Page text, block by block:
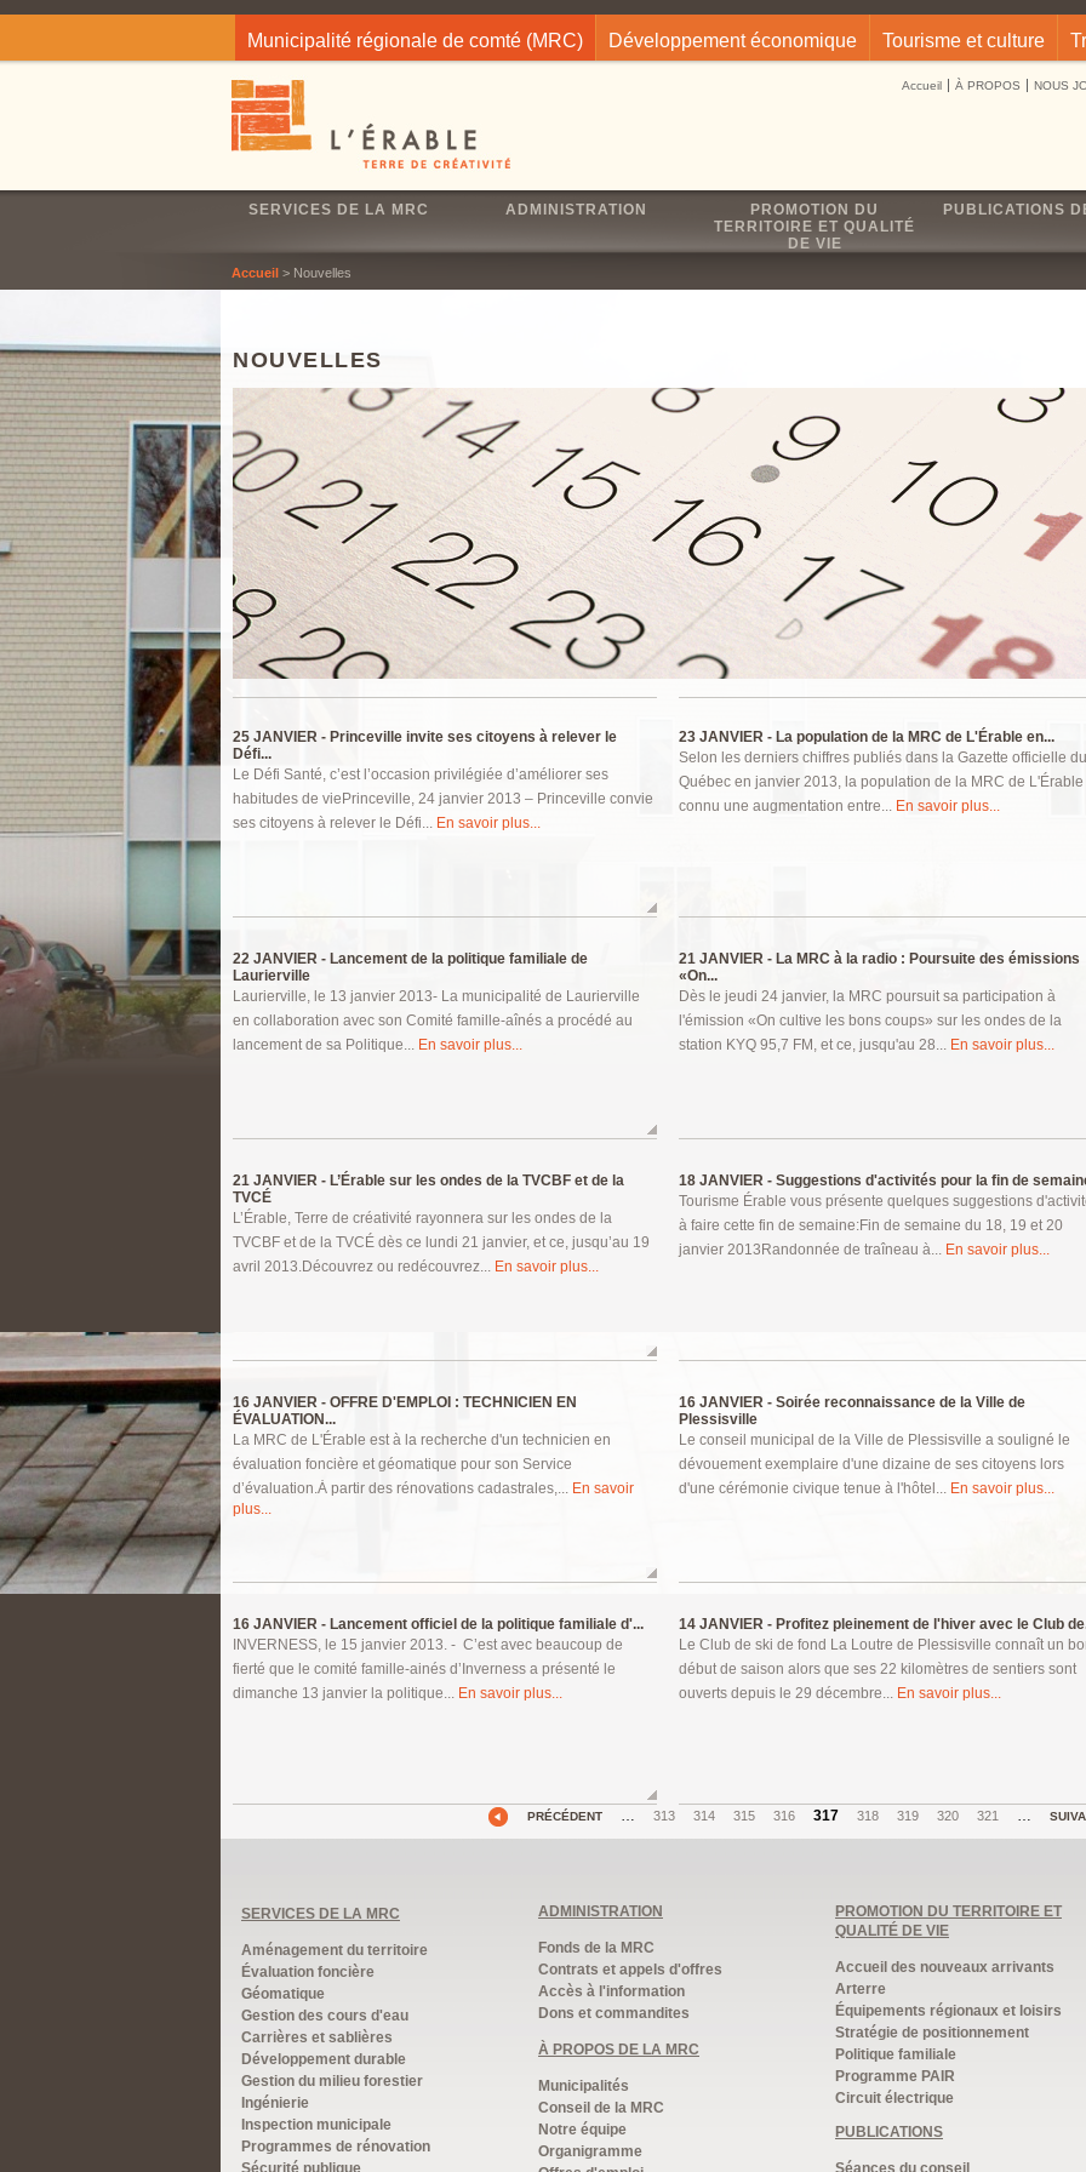
Municipalité régionale de comté (MRC) Développement économique Tourisme et culture
Accueil À PROPOS NOUS
SERVICES DE LA MRC ADMINISTRATION
PROMOTION DU
TERRITOIRE ET QUALITÉ
DE VIE
PUBLICATIONS
Accueil> Nouvelles
NOUVELLES
25 JANVIER - Princeville invite ses citoyens à relever le
Défi...
Le Défi Santé, c’est l’occasion privilégiée d’améliorer ses
habitudes de viePrinceville, 24 janvier 2013 – Princeville convie
ses citoyens à relever le Défi... En savoir plus...
23 JANVIER - La population de la MRC de L'Érable en...
Selon les derniers chiffres publiés dans la Gazette officielle du
Québec en janvier 2013, la population de la MRC de L'Érable
connu une augmentation entre... En savoir plus...
22 JANVIER - Lancement de la politique familiale de
Laurierville
Laurierville, le 13 janvier 2013- La municipalité de Laurierville
en collaboration avec son Comité famille-aînés a procédé au
lancement de sa Politique... En savoir plus...
21 JANVIER - La MRC à la radio : Poursuite des émissions
«On...
Dès le jeudi 24 janvier, la MRC poursuit sa participation à
l'émission «On cultive les bons coups» sur les ondes de la
station KYQ 95,7 FM, et ce, jusqu'au 28... En savoir plus...
21 JANVIER - L’Érable sur les ondes de la TVCBF et de la
TVCÉ
L’Érable, Terre de créativité rayonnera sur les ondes de la
TVCBF et de la TVCÉ dès ce lundi 21 janvier, et ce, jusqu’au 19
avril 2013.Découvrez ou redécouvrez... En savoir plus...
18 JANVIER - Suggestions d'activités pour la fin de
Tourisme Érable vous présente quelques suggestions
à faire cette fin de semaine:Fin de semaine du 18, 19 et 20
janvier 2013Randonnée de traîneau à... En savoir plus...
16 JANVIER - OFFRE D'EMPLOI : TECHNICIEN EN
ÉVALUATION...
La MRC de L'Érable est à la recherche d'un technicien en
évaluation foncière et géomatique pour son Service
d’évaluation.Ȧ partir des rénovations cadastrales,... En savoir
plus...
16 JANVIER - Soirée reconnaissance de la Ville de
Plessisville
Le conseil municipal de la Ville de Plessisville a souligné le
dévouement exemplaire d'une dizaine de ses citoyens lors
d'une cérémonie civique tenue à l'hôtel... En savoir plus...
16 JANVIER - Lancement officiel de la politique familiale d'...
INVERNESS, le 15 janvier 2013. - C’est avec beaucoup de
fierté que le comité famille-ainés d’Inverness a présenté le
dimanche 13 janvier la politique... En savoir plus...
14 JANVIER - Profitez pleinement de l'hiver avec le Club
Le Club de ski de fond La Loutre de Plessisville connaît un
début de saison alors que ses 22 kilomètres de sentiers sont
ouverts depuis le 29 décembre... En savoir plus...
Pages
PRÉCÉDENT … 313 314 315 316 317 318 319 320 321 …
SERVICES DE LA MRC
Aménagement du territoire
Évaluation foncière
Géomatique
Gestion des cours d'eau
Carrières et sablières
Développement durable
Gestion du milieu forestier
Ingénierie
Inspection municipale
Programmes de rénovation
Sécurité publique
ADMINISTRATION
Fonds de la MRC
Contrats et appels d'offres
Accès à l'information
Dons et commandites
À PROPOS DE LA MRC
Municipalités
Conseil de la MRC
Notre équipe
Organigramme
PROMOTION DU TERRITOIRE ET
QUALITÉ DE VIE
Accueil des nouveaux arrivants
Arterre
Équipements régionaux et loisirs
Stratégie de positionnement
Politique familiale
Programme PAIR
Circuit électrique
PUBLICATIONS
Séances du conseil